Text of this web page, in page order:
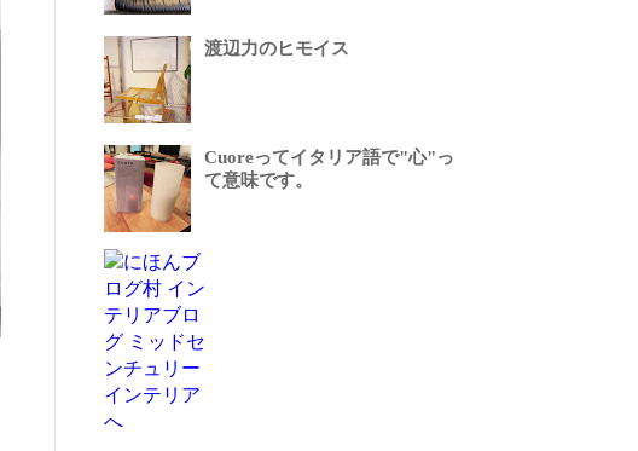
渡辺力のヒモイス
Cuoreってイタリア語で"心"っ
て意味です。